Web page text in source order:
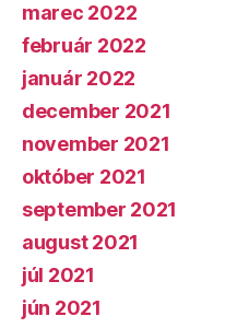
marec 2022
február 2022
január 2022
december 2021
november 2021
október 2021
september 2021
august 2021
júl 2021
jún 2021